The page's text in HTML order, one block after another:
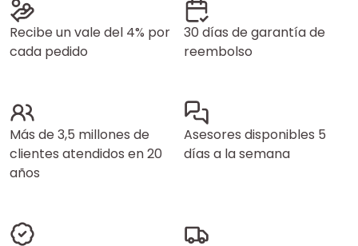
Recibe un vale del 4% por
cada pedido
30 días de garantía de
reembolso
Más de 3,5 millones de
clientes atendidos en 20
años
Asesores disponibles 5
días a la semana